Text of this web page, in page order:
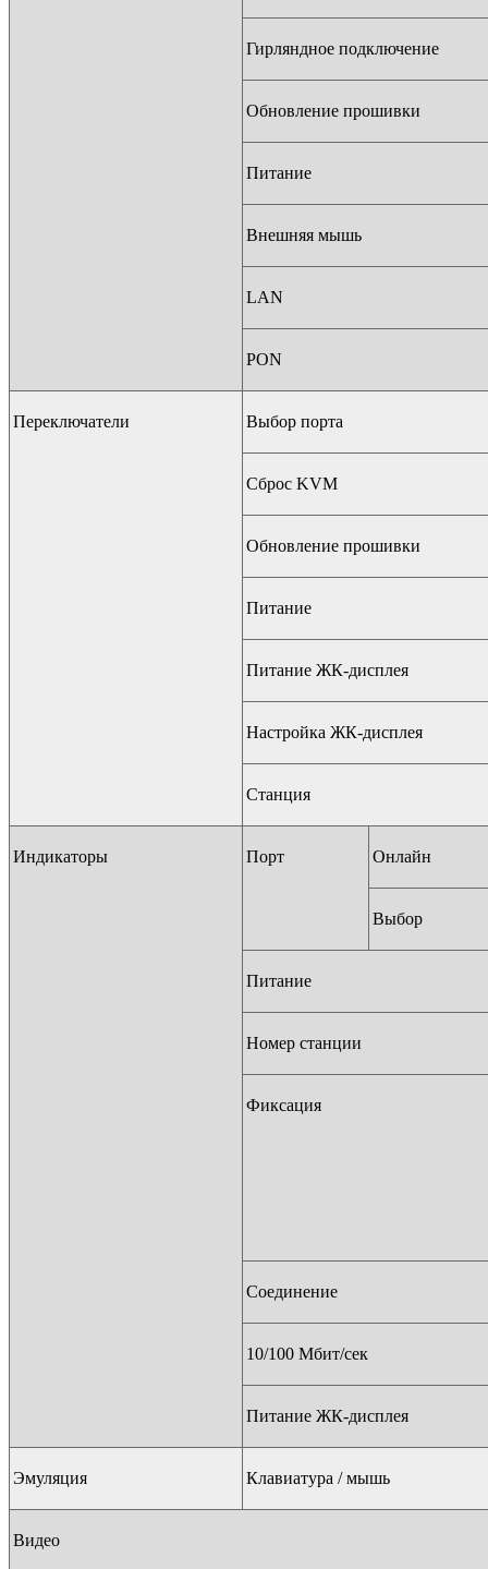
Гирляндное подключение
Обновление прошивки
Питание
Внешняя мышь
LAN
PON
Переключатели Выбор порта
Сброс KVM
Обновление прошивки
Питание
Питание ЖК-дисплея
Настройка ЖК-дисплея
Станция
Индикаторы Порт Онлайн
Выбор
Питание
Номер станции
Фиксация
Соединение
10/100 Мбит/сек
Питание ЖК-дисплея
Эмуляция Клавиатура / мышь
Видео